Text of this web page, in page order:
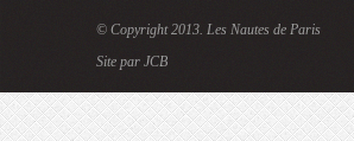
© Copyright 2013. Les Nautes de Paris
Site par JCB